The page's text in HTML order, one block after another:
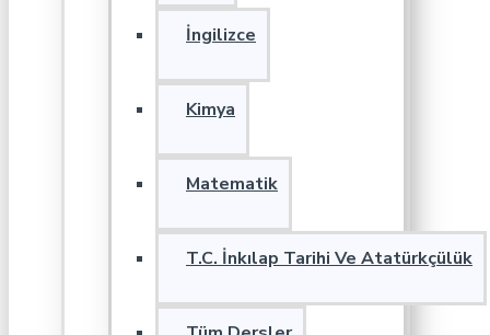
İngilizce
Kimya
Matematik
T.C. İnkılap Tarihi Ve Atatürkçülük